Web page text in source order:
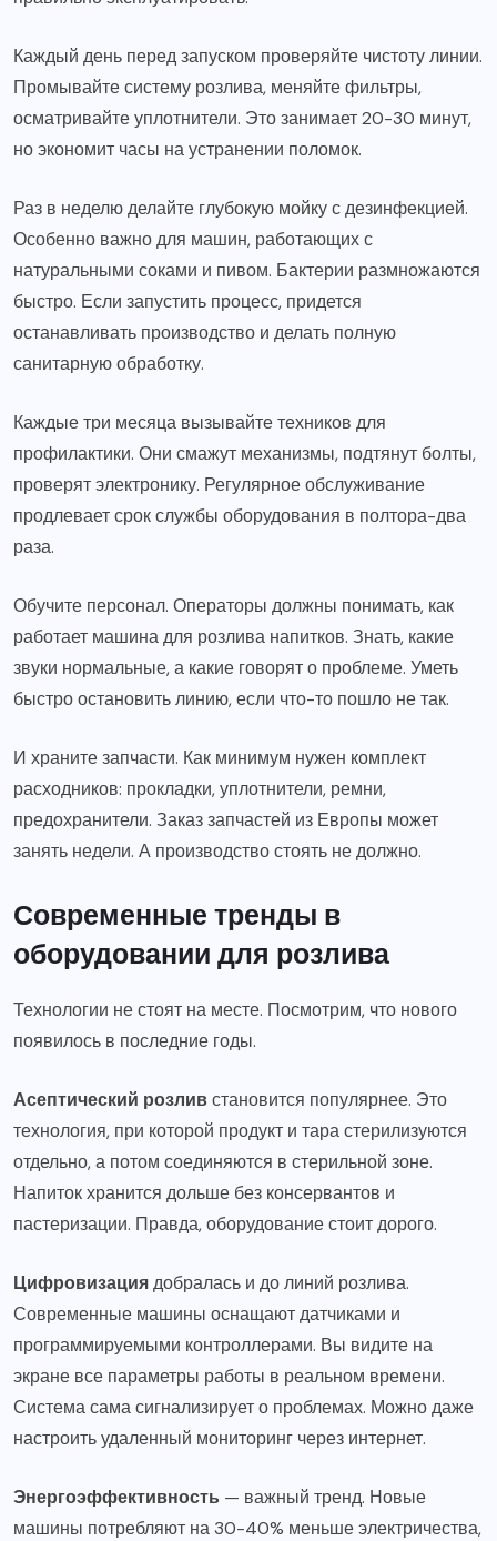
Каждый день перед запуском проверяйте чистоту линии.
Промывайте систему розлива, меняйте фильтры,
осматривайте уплотнители. Это занимает 20-30 минут,
но экономит часы на устранении поломок.
Раз в неделю делайте глубокую мойку с дезинфекцией.
Особенно важно для машин, работающих с
натуральными соками и пивом. Бактерии размножаются
быстро. Если запустить процесс, придется
останавливать производство и делать полную
санитарную обработку.
Каждые три месяца вызывайте техников для
профилактики. Они смажут механизмы, подтянут болты,
проверят электронику. Регулярное обслуживание
продлевает срок службы оборудования в полтора-два
раза.
Обучите персонал. Операторы должны понимать, как
работает машина для розлива напитков. Знать, какие
звуки нормальные, а какие говорят о проблеме. Уметь
быстро остановить линию, если что-то пошло не так.
И храните запчасти. Как минимум нужен комплект
расходников: прокладки, уплотнители, ремни,
предохранители. Заказ запчастей из Европы может
занять недели. А производство стоять не должно.
Современные тренды в
оборудовании для розлива
Технологии не стоят на месте. Посмотрим, что нового
появилось в последние годы.
Асептический розливстановится популярнее. Это
технология, при которой продукт и тара стерилизуются
отдельно, а потом соединяются в стерильной зоне.
Напиток хранится дольше без консервантов и
пастеризации. Правда, оборудование стоит дорого.
Цифровизациядобралась и до линий розлива.
Современные машины оснащают датчиками и
программируемыми контроллерами. Вы видите на
экране все параметры работы в реальном времени.
Система сама сигнализирует о проблемах. Можно даже
настроить удаленный мониторинг через интернет.
Энергоэффективность — важный тренд. Новые
машины потребляют на 30-40% меньше электричества,